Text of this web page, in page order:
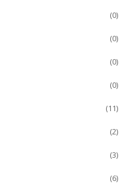
(0)
(0)
(0)
(0)
(11)
(2)
(3)
(6)